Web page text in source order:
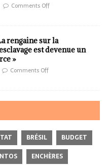
Comments Off
rengaine sur la
est devenue un
»
Comments Off
BRÉSIL
BUDGET
ENCHÈRES